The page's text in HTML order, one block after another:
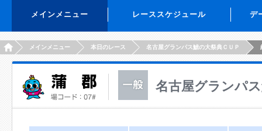
メインメニュー レーススケジュール デ
HOMEメインメニュー 本日のレース 名古屋グランパス鯱の大祭典ＣＵＰ
名古屋グランパ